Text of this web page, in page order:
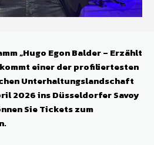
„Hugo Egon Balder – Erzählt
einer der profiliertesten
Unterhaltungslandschaft
2026 ins Düsseldorfer Savoy
Sie Tickets zum